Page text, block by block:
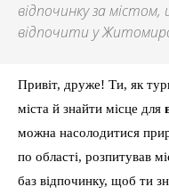
відпочинку за
відпочити у
Привіт, друже! Ти, як
міста й знайти місце для
можна насолодитися
по області, розпитував
баз відпочинку, щоб ти